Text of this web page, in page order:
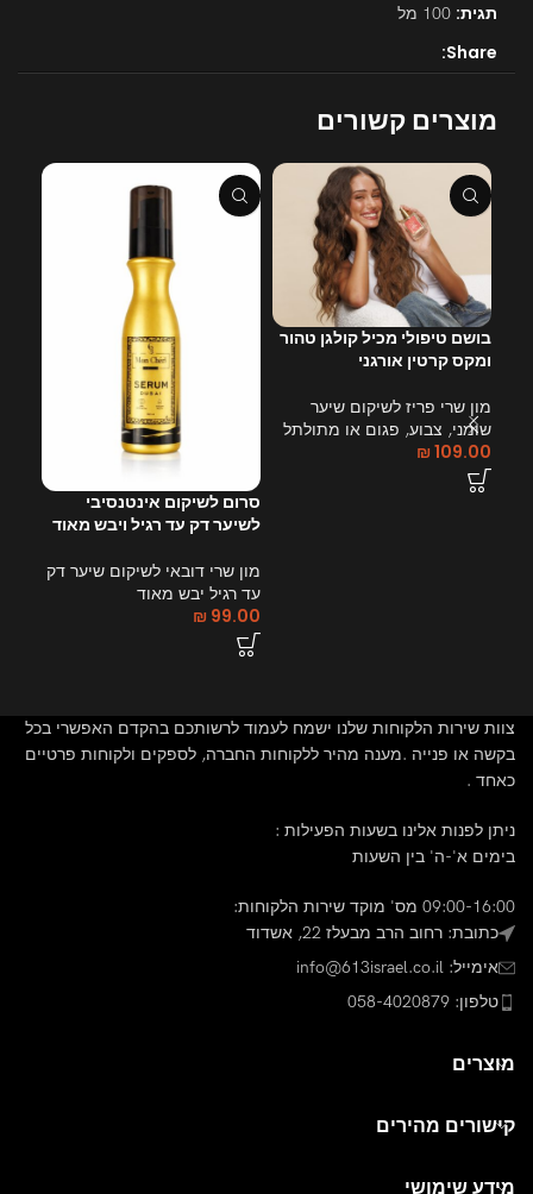
תגית: 100 מל
Share:
מוצרים קשורים
בושם טיפולי מכיל קולגן טהור
ומקס קרטין אורגני
מון שרי פריז לשיקום שיער
שומני, צבוע, פגום או מתולתל
₪109.00
סרום לשיקום אינטנסיבי
לשיער דק עד רגיל ויבש מאוד
מון שרי דובאי לשיקום שיער דק
עד רגיל יבש מאוד
₪ 99.00
צוות שירות הלקוחות שלנו ישמח לעמוד לרשותכם בהקדם האפשרי בכל
בקשה או פנייה .מענה מהיר ללקוחות החברה, לספקים ולקוחות פרטיים
כאחד .
ניתן לפנות אלינו בשעות הפעילות :
בימים א'-ה' בין השעות
09:00-16:00 מס' מוקד שירות הלקוחות:
כתובת: רחוב הרב מבעלז 22, אשדוד
אימייל: info@613israel.co.il
טלפון: 058-4020879
מוצרים
קישורים מהירים
מידע שימושי